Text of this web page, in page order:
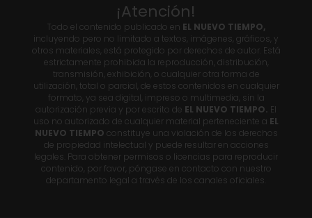
¡Atención!
Todo el contenido publicado en EL NUEVO TIEMPO,
incluyendo pero no limitado a textos, imágenes, gráficos, y
otros materiales, está protegido por derechos de autor. Está
estrictamente prohibida la reproducción, distribución,
transmisión, exhibición, o cualquier otra forma de
utilización, total o parcial, de estos contenidos en cualquier
formato, ya sea digital, impreso o multimedia, sin la
autorización previa y por escrito de EL NUEVO TIEMPO. El
uso no autorizado de cualquier material perteneciente a EL
NUEVO TIEMPO constituye una violación de los derechos
de propiedad intelectual y puede resultar en acciones
legales. Para obtener permisos o licencias para reproducir
contenido, por favor, póngase en contacto con nuestro
departamento legal a través de los canales oficiales.